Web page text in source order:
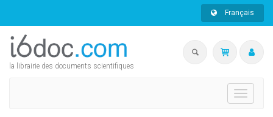
Français
la librairie des documents scientifiques
Toggle